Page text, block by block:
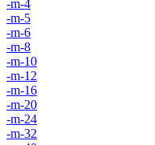
-m-4
-m-5
-m-6
-m-8
-m-10
-m-12
-m-16
-m-20
-m-24
-m-32